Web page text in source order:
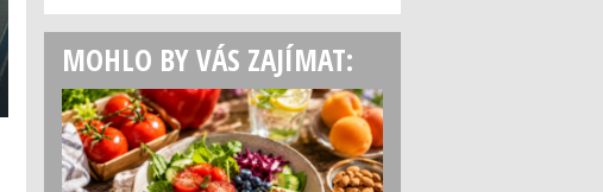
MOHLO BY VÁS ZAJÍMAT: